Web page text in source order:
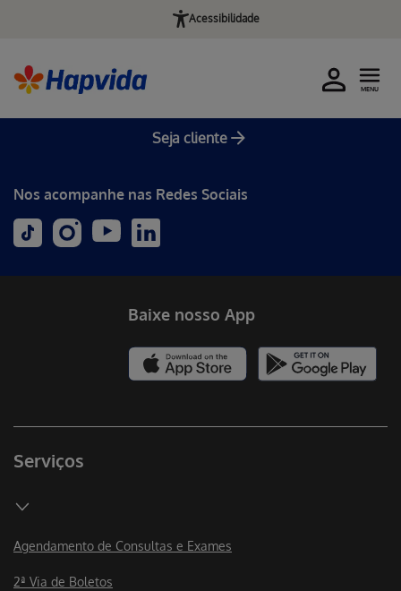
Acessibilidade
Seja cliente
MENU
Nos acompanhe nas Redes Sociais
Serviços
Agendamento de Consultas e Exames
2ª Via de Boletos
Baixe nosso App